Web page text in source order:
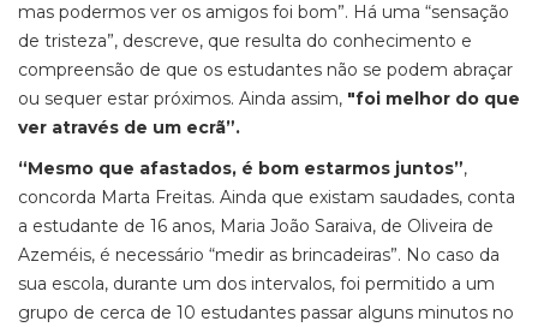
mas podermos ver os amigos foi bom”. Há uma “sensação
de tristeza”, descreve, que resulta do conhecimento e
compreensão de que os estudantes não se podem abraçar
ou sequer estar próximos. Ainda assim, "foi melhor do que
ver através de um ecrã”.
“Mesmo que afastados, é bom estarmos juntos”,
concorda Marta Freitas. Ainda que existam saudades, conta
a estudante de 16 anos, Maria João Saraiva, de Oliveira de
Azeméis, é necessário “medir as brincadeiras”. No caso da
sua escola, durante um dos intervalos, foi permitido a um
grupo de cerca de 10 estudantes passar alguns minutos no